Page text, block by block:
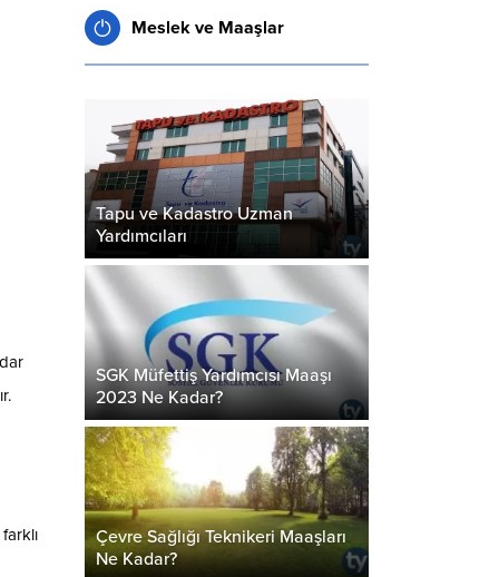
Meslek ve Maaşlar
Tapu ve Kadastro Uzman
Yardımcıları
SGK Müfettiş Yardımcısı Maaşı
2023 Ne Kadar?
Çevre Sağlığı Teknikeri Maaşları
Ne Kadar?